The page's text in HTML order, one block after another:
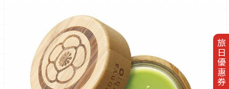
旅日優惠券